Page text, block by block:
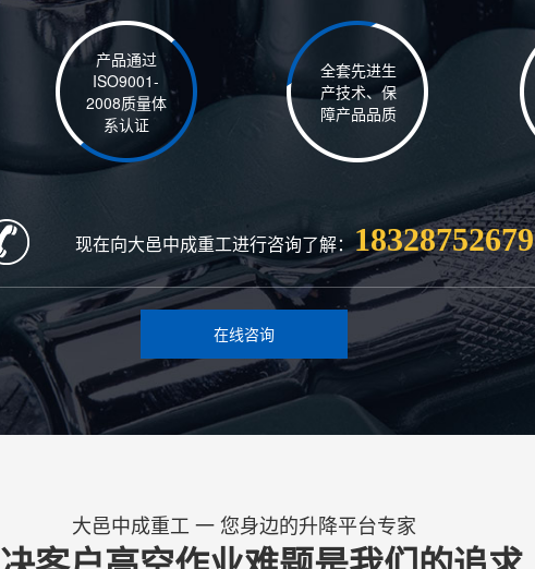
产品通过
ISO9001-
2008质量体
系认证
全套先进生
产技术、保
障产品品质
现在向大邑中成重工进行咨询了解：18328752679
在线咨询
大邑中成重工 一 您身边的升降平台专家